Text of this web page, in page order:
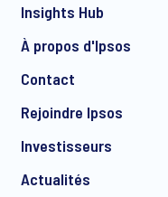
Insights Hub
À propos d'Ipsos
Contact
Rejoindre Ipsos
Investisseurs
Actualités